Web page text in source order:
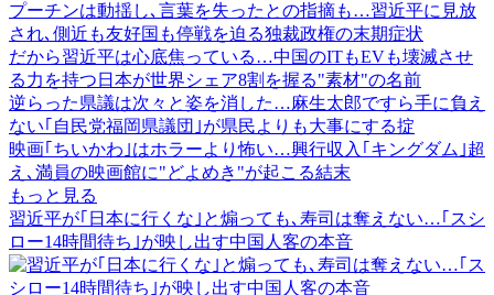
プーチンは動揺し､言葉を失ったとの指摘も…習近平に見放
され､側近も友好国も停戦を迫る独裁政権の末期症状
だから習近平は心底焦っている…中国のITもEVも壊滅させ
る力を持つ日本が世界シェア8割を握る"素材"の名前
逆らった県議は次々と姿を消した…麻生太郎ですら手に負え
ない｢自民党福岡県議団｣が県民よりも大事にする掟
映画｢ちいかわ｣はホラーより怖い…興行収入｢キングダム｣超
え､満員の映画館に"どよめき"が起こる結末
もっと見る
習近平が｢日本に行くな｣と煽っても､寿司は奪えない…｢スシ
ロー14時間待ち｣が映し出す中国人客の本音